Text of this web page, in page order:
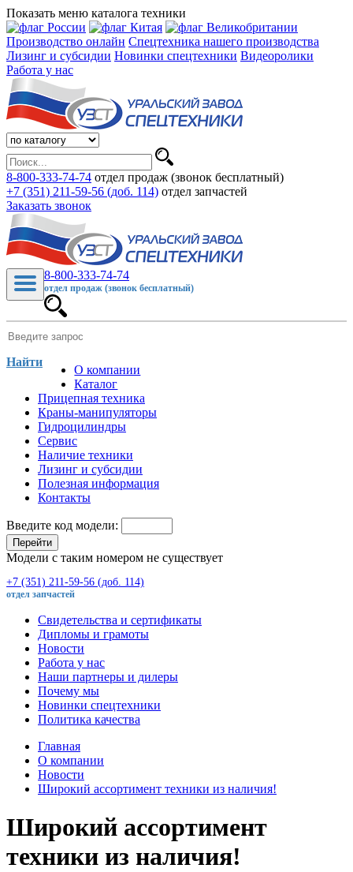
Показать меню каталога техники
Производство онлайн Спецтехника нашего производства
Лизинг и субсидии Новинки спецтехники Видеоролики
Работа у нас
8-800-333-74-74 отдел продаж (звонок бесплатный)
+7 (351) 211-59-56 (доб. 114) отдел запчастей
Заказать звонок
8-800-333-74-74
отдел продаж (звонок бесплатный)
Найти
О компании
Каталог
Прицепная техника
Краны-манипуляторы
Гидроцилиндры
Сервис
Наличие техники
Лизинг и субсидии
Полезная информация
Контакты
Введите код модели:
Перейти
Модели с таким номером не существует
+7 (351) 211-59-56 (доб. 114)
отдел запчастей
Свидетельства и сертификаты
Дипломы и грамоты
Новости
Работа у нас
Наши партнеры и дилеры
Почему мы
Новинки спецтехники
Политика качества
Главная
О компании
Новости
Широкий ассортимент техники из наличия!
Широкий ассортимент
техники из наличия!